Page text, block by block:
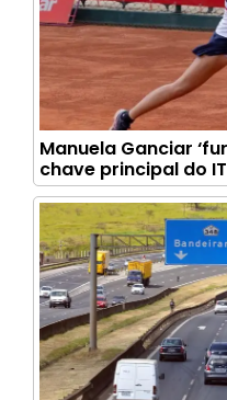
Manuela Ganciar
chave principal do